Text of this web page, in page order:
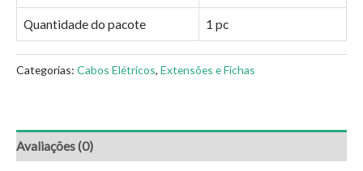
Quantidade do pacote 1 pc
Categorias: Cabos Elétricos, Extensões e Fichas
Avaliações (0)